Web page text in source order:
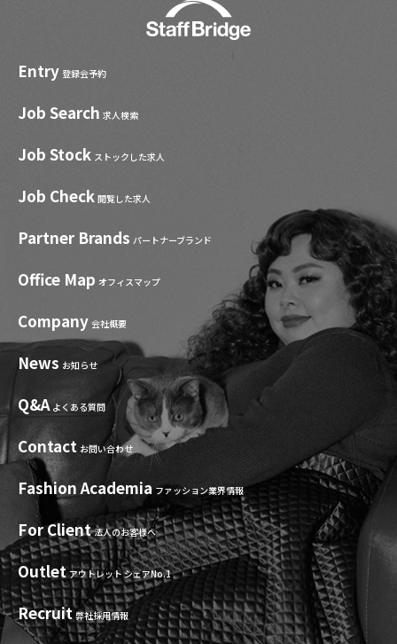
Entry 登録会予約
Job Search 求人検索
Job Stock ストックした求人
Job Check 閲覧した求人
Partner Brands パートナーブランド
Office Map オフィスマップ
Company 会社概要
News お知らせ
Q&A よくある質問
Contact お問い合わせ
Fashion Academia ファッション業界情報
For Client 法人のお客様へ
Outlet アウトレット シェアNo.1
Recruit 弊社採用情報